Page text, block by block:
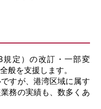
定）の改訂・一部変
般を支援します。
すが、港湾区域に属す
務の実績も、数多くあ